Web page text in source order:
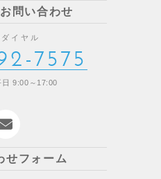
問い合わせ
イヤル
7575
日 9:00～17:00
せフォーム